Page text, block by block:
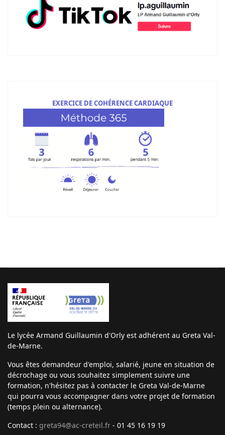
EXERCICE DE COHÉRENCE CARDIAQUE
Le lycée Armand Guillaumin d'Orly est adhérent au Greta Val-
de-Marne.
Vous êtes demandeur d'emploi, salarié, jeune en situation de
décrochage ou vous souhaitez simplement suivre une
formation, n'hésitez pas à contacter le Greta Val-de-Marne
qui pourra vous accompagner dans votre projet de formation
(temps plein ou alternance).
Contact : greta94@ac-creteil.fr - 01 45 16 19 19